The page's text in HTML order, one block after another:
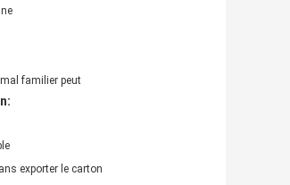
familier peut
exporter le carton